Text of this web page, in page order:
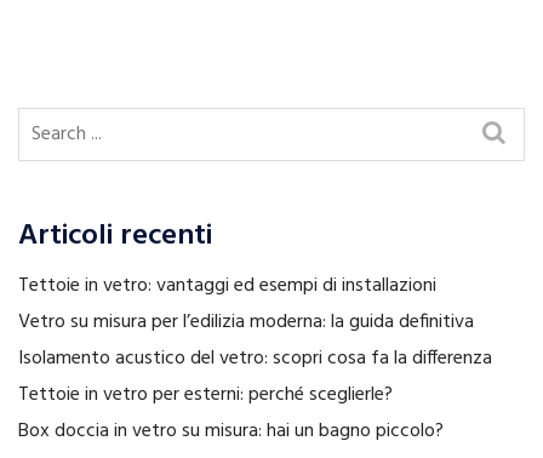
Articoli recenti
Tettoie in vetro: vantaggi ed esempi di installazioni
Vetro su misura per l’edilizia moderna: la guida definitiva
Isolamento acustico del vetro: scopri cosa fa la differenza
Tettoie in vetro per esterni: perché sceglierle?
Box doccia in vetro su misura: hai un bagno piccolo?